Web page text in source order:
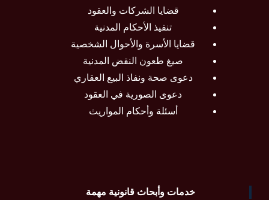
قضايا الشركات والعقود
تنفيذ الأحكام المدنية
قضايا الأسرة والأحوال الشخصية
صيغ طعون النقض المدنية
دعوى صحة ونفاذ البيع العقاري
دعوى الصورية في العقود
أسئلة وأحكام المواريث
خدمات وأبحاث قانونية مهمة